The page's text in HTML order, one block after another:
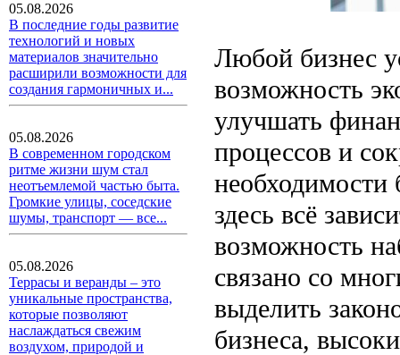
05.08.2026
В последние годы развитие
технологий и новых
материалов значительно
расширили возможности для
создания гармоничных и...
05.08.2026
В современном городском
ритме жизни шум стал
неотъемлемой частью быта.
Громкие улицы, соседские
шумы, транспорт — все...
05.08.2026
Террасы и веранды – это
уникальные пространства,
которые позволяют
наслаждаться свежим
воздухом, природой и
Любой бизнес
возможность
улучшать
процессов и
необходимости
здесь всё
возможность
связано со
выделить
бизнеса,